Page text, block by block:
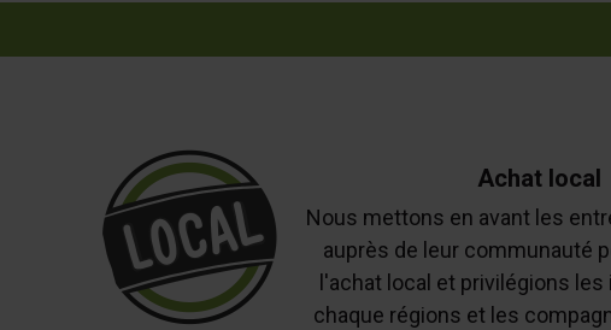
Achat local
Nous mettons en avant les
auprès de leur communauté
l'achat local et privilégions
chaque régions et les